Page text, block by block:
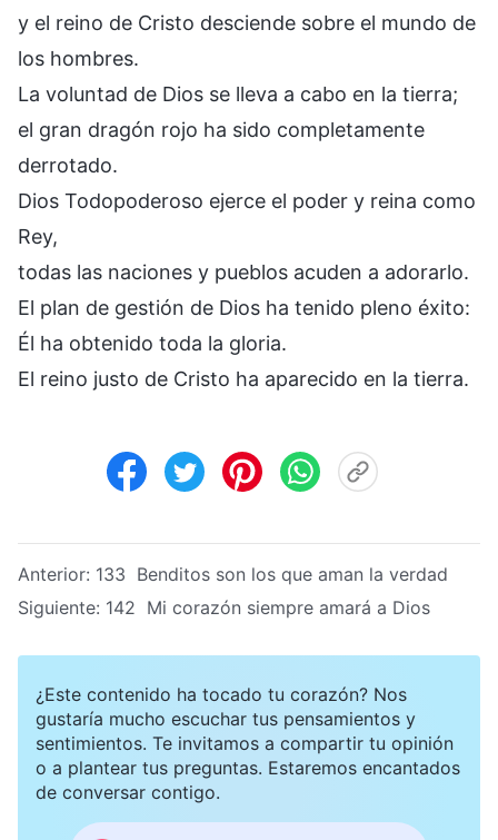
y el reino de Cristo desciende sobre el mundo de
los hombres.
La voluntad de Dios se lleva a cabo en la tierra;
el gran dragón rojo ha sido completamente
derrotado.
Dios Todopoderoso ejerce el poder y reina como
Rey,
todas las naciones y pueblos acuden a adorarlo.
El plan de gestión de Dios ha tenido pleno éxito:
Él ha obtenido toda la gloria.
El reino justo de Cristo ha aparecido en la tierra.
Anterior: 133 Benditos son los que aman la verdad
Siguiente: 142 Mi corazón siempre amará a Dios
¿Este contenido ha tocado tu corazón? Nos
gustaría mucho escuchar tus pensamientos y
sentimientos. Te invitamos a compartir tu opinión
o a plantear tus preguntas. Estaremos encantados
de conversar contigo.